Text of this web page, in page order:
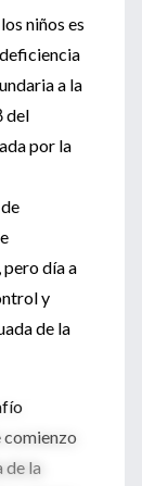
niños es
a la
del
por la
día a
y
de la
comienzo
de la